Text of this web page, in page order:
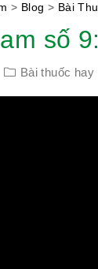
> Blog > Bài
số
Bài thuốc hay